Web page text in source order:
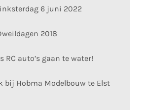
6 juni 2022
2018
RC auto’s gaan te water!
bij Hobma Modelbouw te Elst